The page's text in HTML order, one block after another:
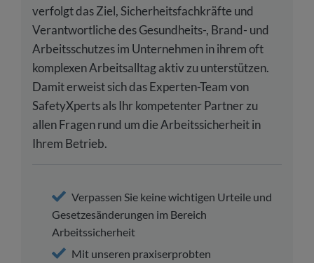
verfolgt das Ziel, Sicherheitsfachkräfte und
Verantwortliche des Gesundheits-, Brand- und
Arbeitsschutzes im Unternehmen in ihrem oft
komplexen Arbeitsalltag aktiv zu unterstützen.
Damit erweist sich das Experten-Team von
SafetyXperts als Ihr kompetenter Partner zu
allen Fragen rund um die Arbeitssicherheit in
Ihrem Betrieb.
Verpassen Sie keine wichtigen Urteile und
Gesetzesänderungen im Bereich
Arbeitssicherheit
Mit unseren praxiserprobten